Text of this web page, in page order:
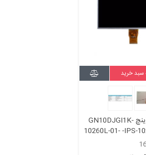
سبد خرید
السیدی 10.1اینچ GN10DJGI1K-
10260L-01- -IPS-